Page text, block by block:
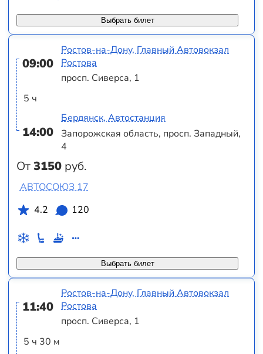
Выбрать билет
09:00
5 ч
14:00
От3150 руб.
Ростов-на-Дону, Главный Автовокзал
Ростова
просп. Сиверса, 1
Бердянск, Автостанция
Запорожская область, просп. Западный,
4
Выбрать билет
АВТОСОЮЗ 17
4.2
120
11:40
5 ч 30 м
Ростов-на-Дону, Главный Автовокзал
Ростова
просп. Сиверса, 1